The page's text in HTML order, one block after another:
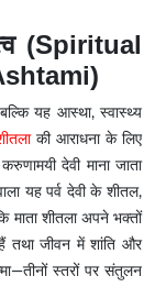
(Spiritual
यह आस्था, स्वास्थ्य
की आराधना के लिए
देवी माना जाता
यह पर्व देवी के शीतल,
माता शीतला अपने भक्तों
तथा जीवन में शांति और
स्तरों पर संतुलन